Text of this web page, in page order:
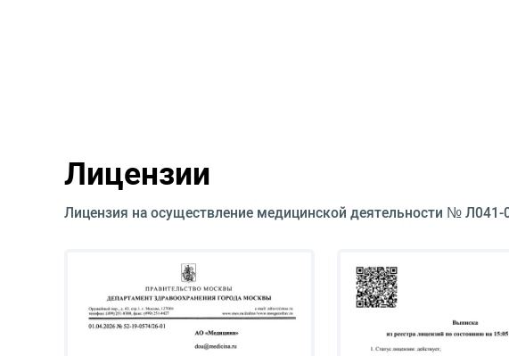
Лицензии
Лицензия на осуществление медицинской деятельности №